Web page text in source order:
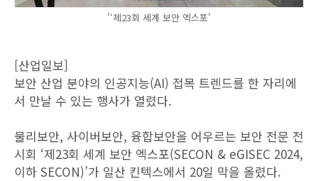
'‘제23회 세계 보안 엑스포'
[산업일보]
보안 산업 분야의 인공지능(AI) 접목 트렌드를 한 자리에
서 만날 수 있는 행사가 열렸다.
물리보안, 사이버보안, 융합보안을 어우르는 보안 전문 전
시회 ‘제23회 세계 보안 엑스포(SECON & eGISEC 2024,
이하 SECON)’가 일산 킨텍스에서 20일 막을 올렸다.